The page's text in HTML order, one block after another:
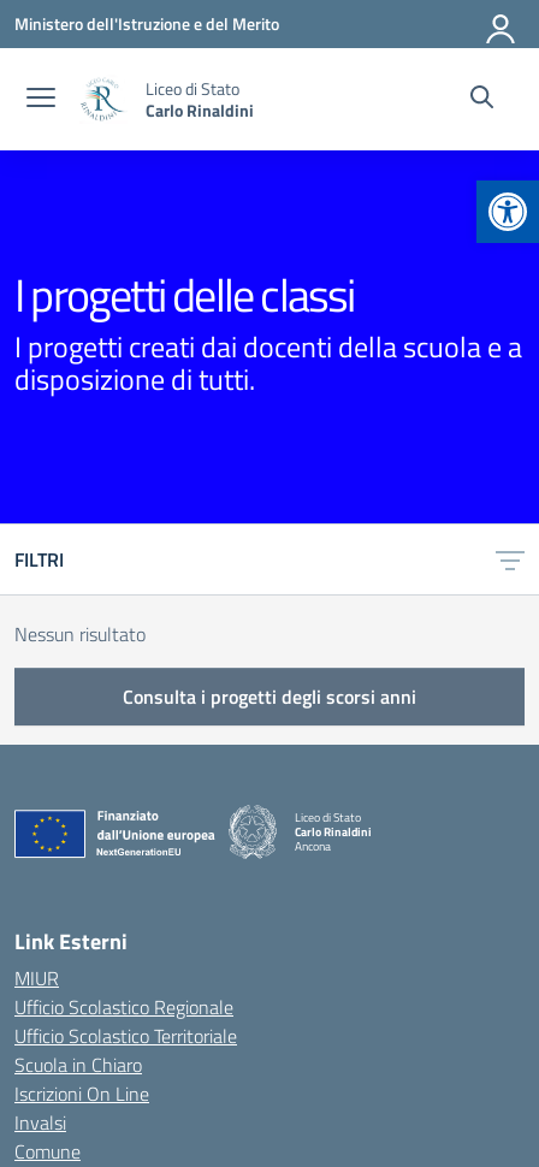
Vai ai contenuti
Vai al menu di navigazione
Vai al footer
Ministero dell'Istruzione e del Merito
Liceo di Stato
Carlo Rinaldini
I progetti delle classi
I progetti creati dai docenti della scuola e a
disposizione di tutti.
FILTRI
Nessun risultato
Consulta i progetti degli scorsi anni
Liceo di Stato
Carlo Rinaldini
Ancona
Link Esterni
MIUR
Ufficio Scolastico Regionale
Ufficio Scolastico Territoriale
Scuola in Chiaro
Iscrizioni On Line
Invalsi
Comune